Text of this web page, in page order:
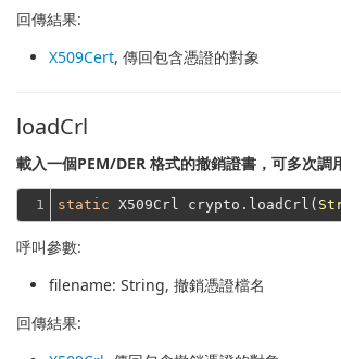
回傳結果:
X509Cert, 傳回包含憑證的對象
loadCrl
載入一個PEM/DER 格式的撤銷證書，可多次調
1 static X509Crl crypto.loadCrl(
呼叫參數:
filename: String, 撤銷憑證檔名
回傳結果: